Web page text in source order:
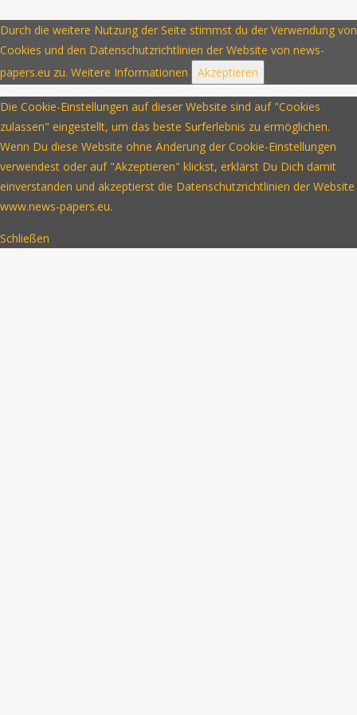
Durch die weitere Nutzung der Seite stimmst du der Verwendung von
Cookies und den Datenschutzrichtlinien der Website von news-
papers.eu zu. Weitere Informationen Akzeptieren
Die Cookie-Einstellungen auf dieser Website sind auf "Cookies
zulassen" eingestellt, um das beste Surferlebnis zu ermöglichen.
Wenn Du diese Website ohne Änderung der Cookie-Einstellungen
verwendest oder auf "Akzeptieren" klickst, erklärst Du Dich damit
einverstanden und akzeptierst die Datenschutzrichtlinien der Website
www.news-papers.eu.
Schließen